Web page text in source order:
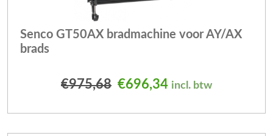
Senco GT50AX bradmachine voor AY/AX
brads
€975,68 Oorspronkelijke prijs
€696,34Huidige prijs is:
incl. btw